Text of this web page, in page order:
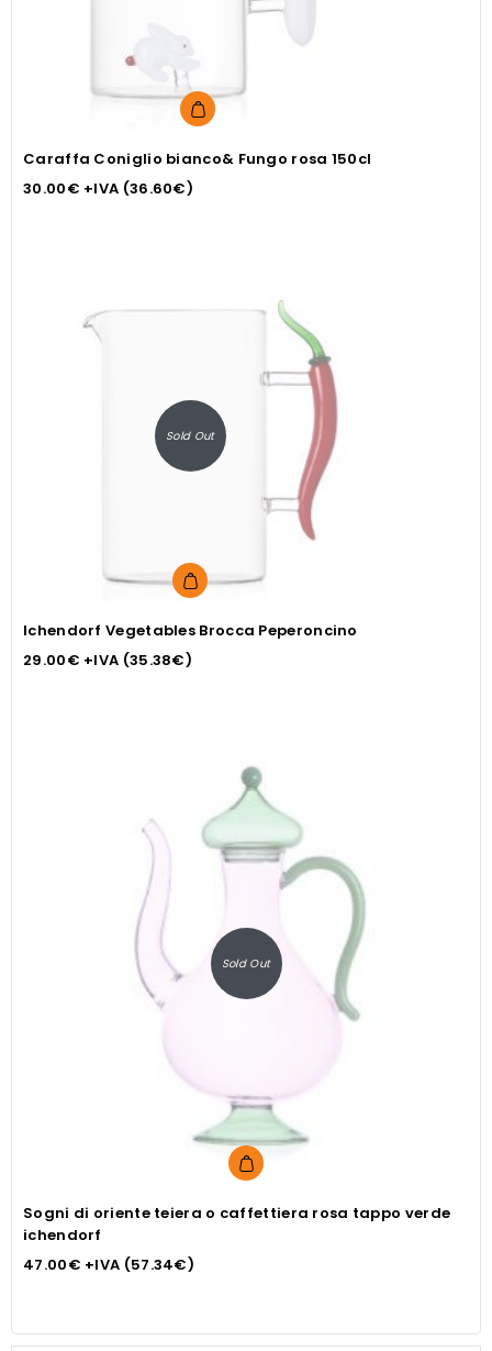
Caraffa Coniglio bianco& Fungo rosa 150cl
30.00€ +IVA (36.60€)
Sold Out
Ichendorf Vegetables Brocca Peperoncino
29.00€ +IVA (35.38€)
Sold Out
Sogni di oriente teiera o caffettiera rosa tappo verde
ichendorf
47.00€ +IVA (57.34€)